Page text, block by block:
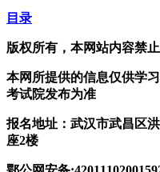
目录
版权所有，本网站内容禁
本网所提供的信息仅供学
考试院发布为准
报名地址：武汉市武昌区
座2楼